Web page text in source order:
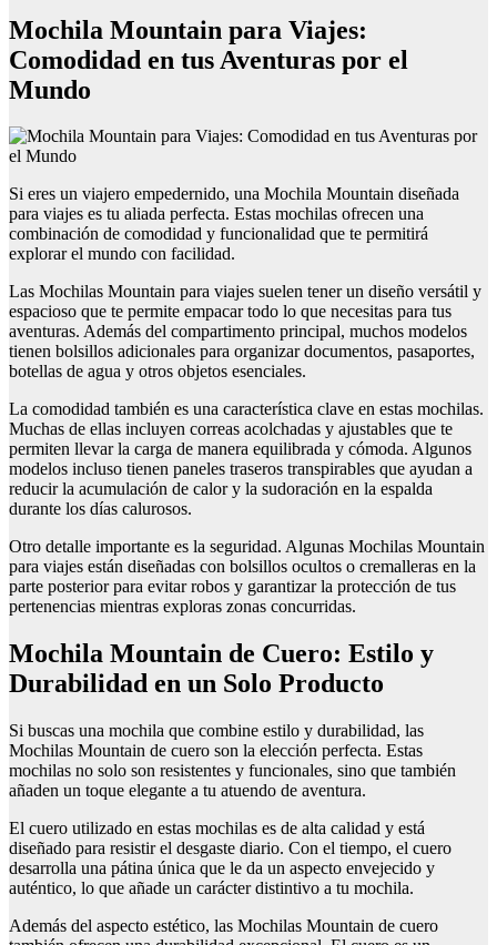
Mochila Mountain para Viajes:
Comodidad en tus Aventuras por el
Mundo
Si eres un viajero empedernido, una Mochila Mountain diseñada
para viajes es tu aliada perfecta. Estas mochilas ofrecen una
combinación de comodidad y funcionalidad que te permitirá
explorar el mundo con facilidad.
Las Mochilas Mountain para viajes suelen tener un diseño versátil y
espacioso que te permite empacar todo lo que necesitas para tus
aventuras. Además del compartimento principal, muchos modelos
tienen bolsillos adicionales para organizar documentos, pasaportes,
botellas de agua y otros objetos esenciales.
La comodidad también es una característica clave en estas mochilas.
Muchas de ellas incluyen correas acolchadas y ajustables que te
permiten llevar la carga de manera equilibrada y cómoda. Algunos
modelos incluso tienen paneles traseros transpirables que ayudan a
reducir la acumulación de calor y la sudoración en la espalda
durante los días calurosos.
Otro detalle importante es la seguridad. Algunas Mochilas Mountain
para viajes están diseñadas con bolsillos ocultos o cremalleras en la
parte posterior para evitar robos y garantizar la protección de tus
pertenencias mientras exploras zonas concurridas.
Mochila Mountain de Cuero: Estilo y
Durabilidad en un Solo Producto
Si buscas una mochila que combine estilo y durabilidad, las
Mochilas Mountain de cuero son la elección perfecta. Estas
mochilas no solo son resistentes y funcionales, sino que también
añaden un toque elegante a tu atuendo de aventura.
El cuero utilizado en estas mochilas es de alta calidad y está
diseñado para resistir el desgaste diario. Con el tiempo, el cuero
desarrolla una pátina única que le da un aspecto envejecido y
auténtico, lo que añade un carácter distintivo a tu mochila.
Además del aspecto estético, las Mochilas Mountain de cuero